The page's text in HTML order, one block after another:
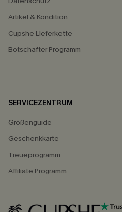
Artikel & Kondition
Cupshe Lieferkette
Botschafter Programm
SERVICEZENTRUM
Größenguide
Geschenkkarte
Treueprogramm
Affiliate Programm